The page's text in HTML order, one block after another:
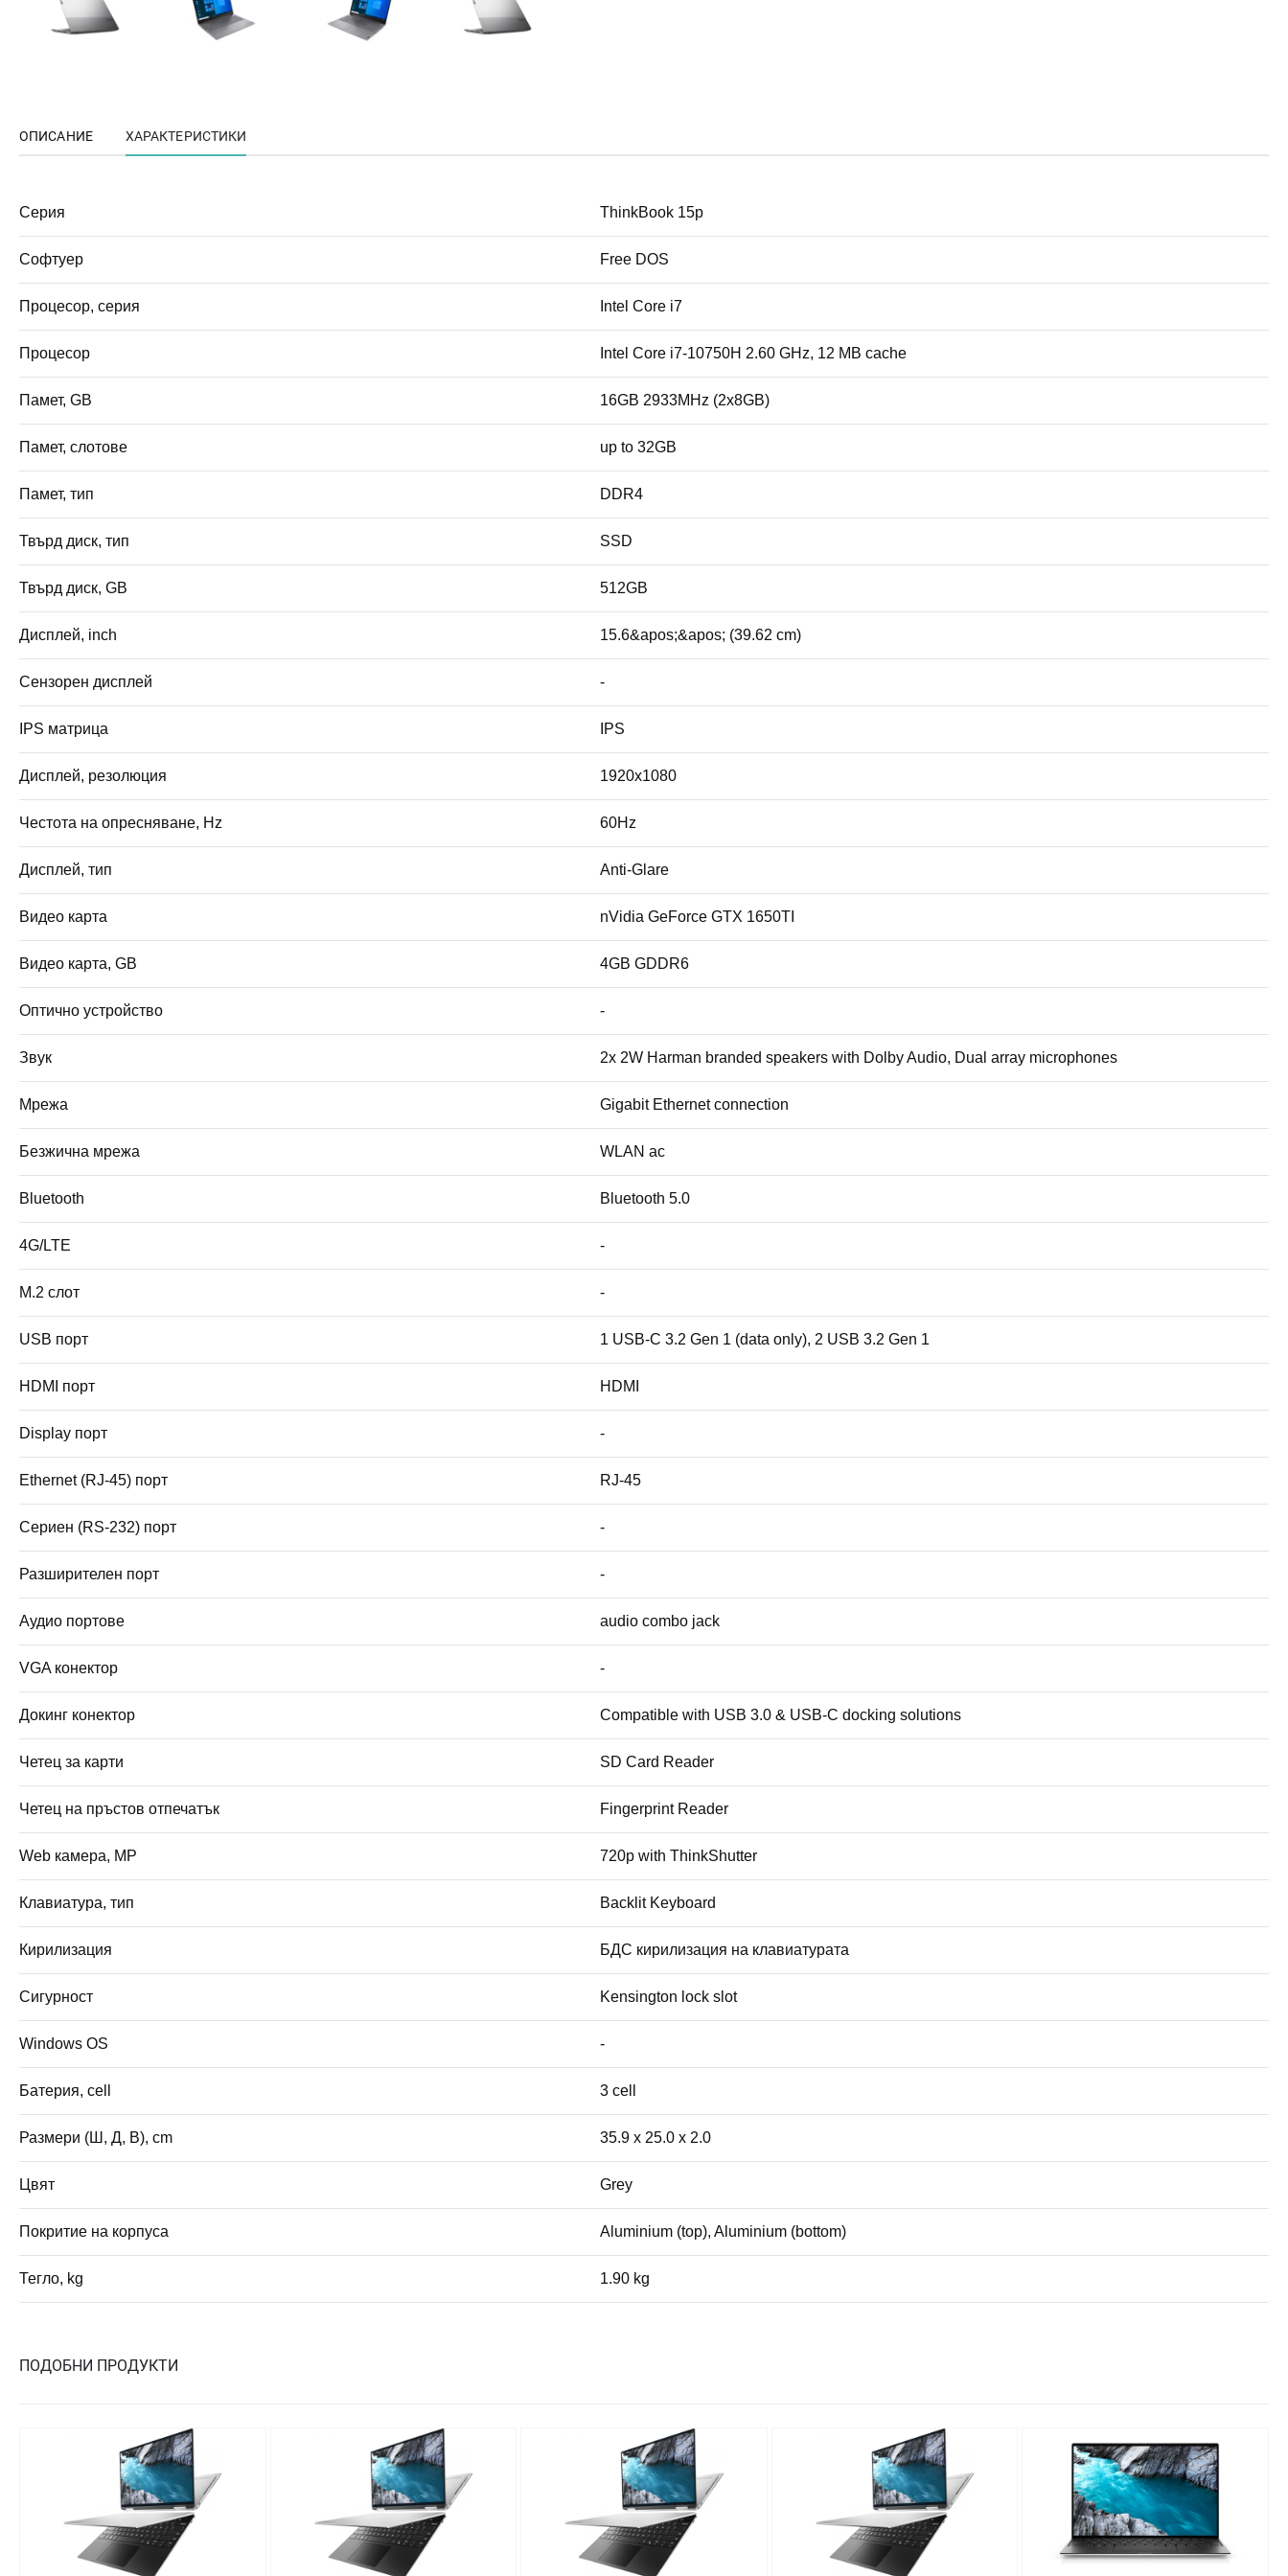
ОПИСАНИЕ ХАРАКТЕРИСТИКИ
Серия ThinkBook 15p
Софтуер Free DOS
Процесор, серия Intel Core i7
Процесор Intel Core i7-10750H 2.60 GHz, 12 MB cache
Памет, GB 16GB 2933MHz (2x8GB)
Памет, слотове up to 32GB
Памет, тип DDR4
Твърд диск, тип SSD
Твърд диск, GB 512GB
Дисплей, inch 15.6&apos;&apos; (39.62 cm)
Сензорен дисплей -
IPS матрица IPS
Дисплей, резолюция 1920x1080
Честота на опресняване, Hz 60Hz
Дисплей, тип Anti-Glare
Видео карта nVidia GeForce GTX 1650TI
Видео карта, GB 4GB GDDR6
Оптично устройство -
Звук 2x 2W Harman branded speakers with Dolby Audio, Dual array microphones
Мрежа Gigabit Ethernet connection
Безжична мрежа WLAN ac
Bluetooth Bluetooth 5.0
4G/LTE -
M.2 слот -
USB порт 1 USB-C 3.2 Gen 1 (data only), 2 USB 3.2 Gen 1
HDMI порт HDMI
Display порт -
Ethernet (RJ-45) порт RJ-45
Сериен (RS-232) порт -
Разширителен порт -
Аудио портове audio combo jack
VGA конектор -
Докинг конектор Compatible with USB 3.0 & USB-C docking solutions
Четец за карти SD Card Reader
Четец на пръстов отпечатък Fingerprint Reader
Web камера, MP 720p with ThinkShutter
Клавиатура, тип Backlit Keyboard
Кирилизация БДС кирилизация на клавиатурата
Сигурност Kensington lock slot
Windows OS -
Батерия, cell 3 cell
Размери (Ш, Д, В), cm 35.9 x 25.0 x 2.0
Цвят Grey
Покритие на корпуса Aluminium (top), Aluminium (bottom)
Тегло, kg 1.90 kg
ПОДОБНИ ПРОДУКТИ